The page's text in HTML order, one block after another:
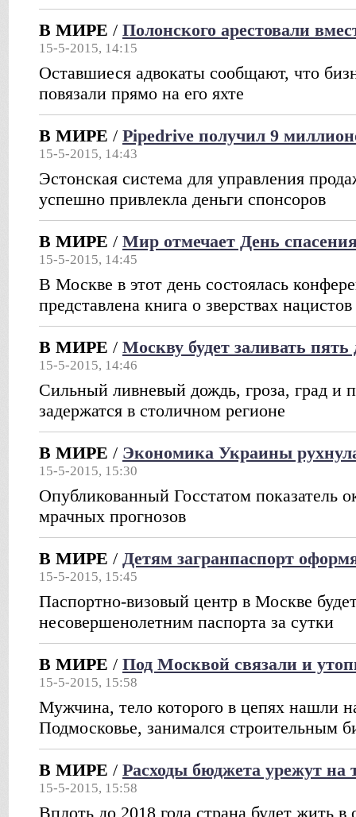
В МИРЕ / Полонского арестовали
15-5-2015, 14:15
Оставшиеся адвокаты сообщают, что
повязали прямо на его яхте
В МИРЕ / Pipedrive получил 9
15-5-2015, 14:43
Эстонская система для управления
успешно привлекла деньги спонсоров
В МИРЕ / Мир отмечает День
15-5-2015, 14:45
В Москве в этот день состоялась
представлена книга о зверствах нацистов
В МИРЕ / Москву будет заливать пять
15-5-2015, 14:46
Сильный ливневый дождь, гроза, град и
задержатся в столичном регионе
В МИРЕ / Экономика Украины
15-5-2015, 15:30
Опубликованный Госстатом показатель
мрачных прогнозов
В МИРЕ / Детям загранпаспорт
15-5-2015, 15:45
Паспортно-визовый центр в Москве
несовершенолетним паспорта за сутки
В МИРЕ / Под Москвой связали и
15-5-2015, 15:58
Мужчина, тело которого в цепях нашли
Подмосковье, занимался строительным
В МИРЕ / Расходы бюджета урежут на
15-5-2015, 15:58
Вплоть до 2018 года страна будет жить